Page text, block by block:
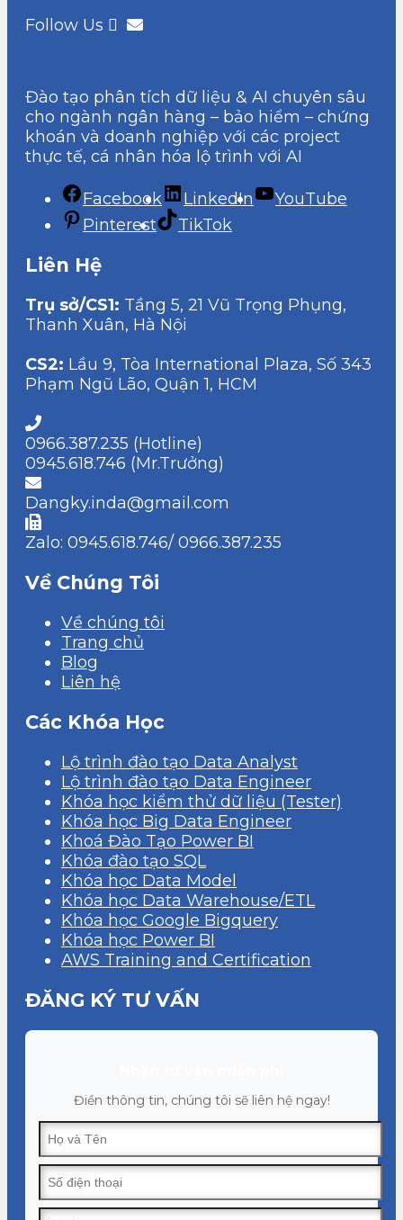
Follow Us
Đào tạo phân tích dữ liệu & AI chuyên sâu
cho ngành ngân hàng – bảo hiểm – chứng
khoán và doanh nghiệp với các project
thực tế, cá nhân hóa lộ trình với AI
Facebook LinkedIn
YouTube
Pinterest
TikTok
Liên Hệ
Trụ sở/CS1: Tầng 5, 21 Vũ Trọng Phụng,
Thanh Xuân, Hà Nội
CS2: Lầu 9, Tòa International Plaza, Số 343
Phạm Ngũ Lão, Quận 1, HCM
0966.387.235 (Hotline)
0945.618.746 (Mr.Trưởng)
Dangky.inda@gmail.com
Zalo: 0945.618.746/ 0966.387.235
Về Chúng Tôi
Về chúng tôi
Trang chủ
Blog
Liên hệ
Các Khóa Học
Lộ trình đào tạo Data Analyst
Lộ trình đào tạo Data Engineer
Khóa học kiểm thử dữ liệu (Tester)
Khóa học Big Data Engineer
Khoá Đào Tạo Power BI
Khóa đào tạo SQL
Khóa học Data Model
Khóa học Data Warehouse/ETL
Khóa học Google Bigquery
Khóa học Power BI
AWS Training and Certification
ĐĂNG KÝ TƯ VẤN
Điền thông tin, chúng tôi sẽ liên hệ ngay!